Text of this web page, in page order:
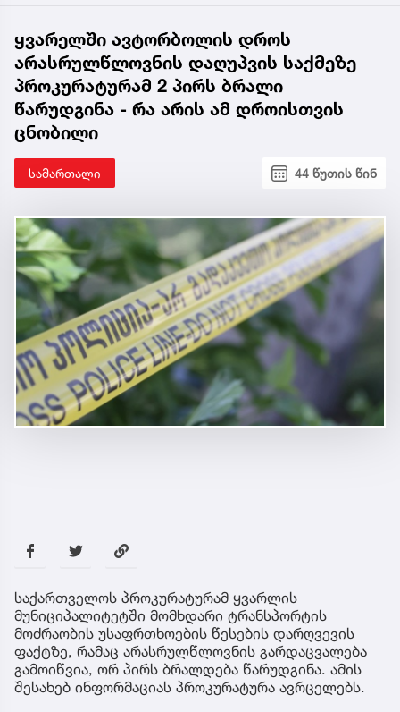
ყვარელში ავტორბოლის დროს
არასრულწლოვნის დაღუპვის საქმეზე
პროკურატურამ 2 პირს ბრალი
წარუდგინა - რა არის ამ დროისთვის
ცნობილი
სამართალი 44 წუთის წინ
საქართველოს პროკურატურამ ყვარლის
მუნიციპალიტეტში მომხდარი ტრანსპორტის
მოძრაობის უსაფრთხოების წესების დარღვევის
ფაქტზე, რამაც არასრულწლოვნის გარდაცვალება
გამოიწვია, ორ პირს ბრალდება წარუდგინა. ამის
შესახებ ინფორმაციას პროკურატურა ავრცელებს.